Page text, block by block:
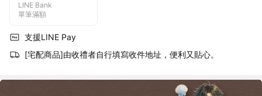
LINE Bank
單筆滿額
支援LINE Pay
[宅配商品]由收禮者自行填寫收件地址，便利又貼心。